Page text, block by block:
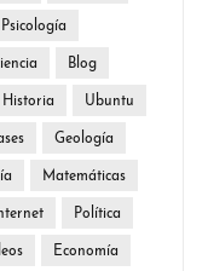
Psicología
Blog
Historia Ubuntu
Geología
Matemáticas
Política
Economía